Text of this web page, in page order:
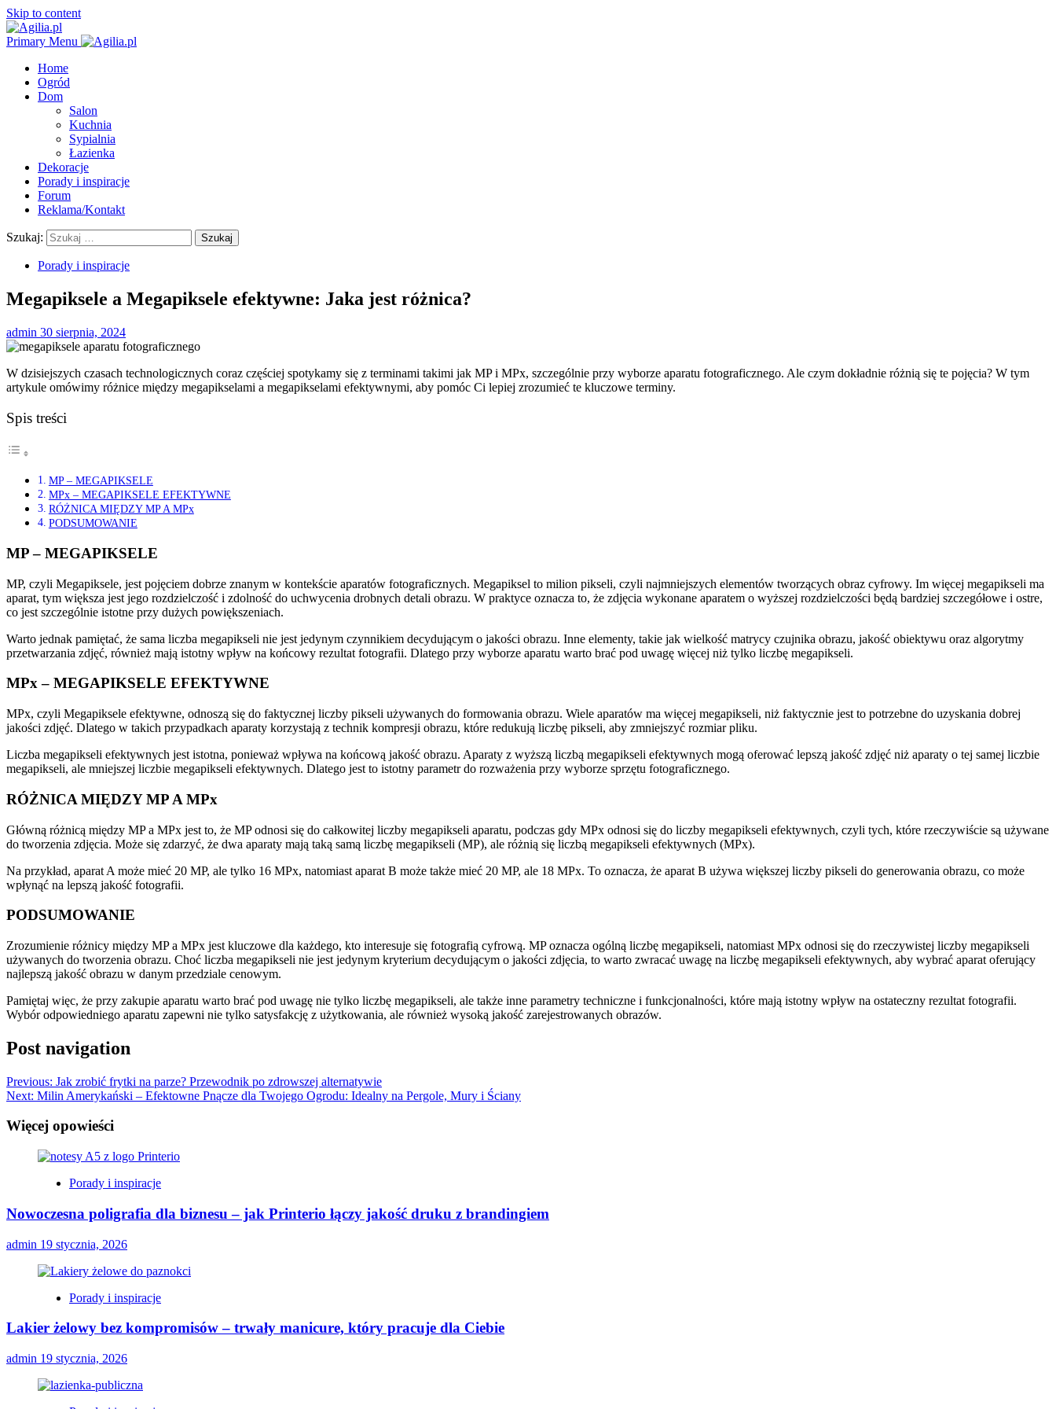
Skip to content
Primary Menu
Home
Ogród
Dom
Salon
Kuchnia
Sypialnia
Łazienka
Dekoracje
Porady i inspiracje
Forum
Reklama/Kontakt
Szukaj:
Porady i inspiracje
Megapiksele a Megapiksele efektywne: Jaka jest różnica?
admin 30 sierpnia, 2024
W dzisiejszych czasach technologicznych coraz częściej spotykamy się z terminami takimi jak MP i MPx, szczególnie przy wyborze aparatu fotograficznego. Ale czym dokładnie różnią się te pojęcia? W tym
artykule omówimy różnice między megapikselami a megapikselami efektywnymi, aby pomóc Ci lepiej zrozumieć te kluczowe terminy.
Spis treści
MP – MEGAPIKSELE
MPx – MEGAPIKSELE EFEKTYWNE
RÓŻNICA MIĘDZY MP A MPx
PODSUMOWANIE
MP – MEGAPIKSELE
MP, czyli Megapiksele, jest pojęciem dobrze znanym w kontekście aparatów fotograficznych. Megapiksel to milion pikseli, czyli najmniejszych elementów tworzących obraz cyfrowy. Im więcej megapikseli ma
aparat, tym większa jest jego rozdzielczość i zdolność do uchwycenia drobnych detali obrazu. W praktyce oznacza to, że zdjęcia wykonane aparatem o wyższej rozdzielczości będą bardziej szczegółowe i ostre,
co jest szczególnie istotne przy dużych powiększeniach.
Warto jednak pamiętać, że sama liczba megapikseli nie jest jedynym czynnikiem decydującym o jakości obrazu. Inne elementy, takie jak wielkość matrycy czujnika obrazu, jakość obiektywu oraz algorytmy
przetwarzania zdjęć, również mają istotny wpływ na końcowy rezultat fotografii. Dlatego przy wyborze aparatu warto brać pod uwagę więcej niż tylko liczbę megapikseli.
MPx – MEGAPIKSELE EFEKTYWNE
MPx, czyli Megapiksele efektywne, odnoszą się do faktycznej liczby pikseli używanych do formowania obrazu. Wiele aparatów ma więcej megapikseli, niż faktycznie jest to potrzebne do uzyskania dobrej
jakości zdjęć. Dlatego w takich przypadkach aparaty korzystają z technik kompresji obrazu, które redukują liczbę pikseli, aby zmniejszyć rozmiar pliku.
Liczba megapikseli efektywnych jest istotna, ponieważ wpływa na końcową jakość obrazu. Aparaty z wyższą liczbą megapikseli efektywnych mogą oferować lepszą jakość zdjęć niż aparaty o tej samej liczbie
megapikseli, ale mniejszej liczbie megapikseli efektywnych. Dlatego jest to istotny parametr do rozważenia przy wyborze sprzętu fotograficznego.
RÓŻNICA MIĘDZY MP A MPx
Główną różnicą między MP a MPx jest to, że MP odnosi się do całkowitej liczby megapikseli aparatu, podczas gdy MPx odnosi się do liczby megapikseli efektywnych, czyli tych, które rzeczywiście są używane
do tworzenia zdjęcia. Może się zdarzyć, że dwa aparaty mają taką samą liczbę megapikseli (MP), ale różnią się liczbą megapikseli efektywnych (MPx).
Na przykład, aparat A może mieć 20 MP, ale tylko 16 MPx, natomiast aparat B może także mieć 20 MP, ale 18 MPx. To oznacza, że aparat B używa większej liczby pikseli do generowania obrazu, co może
wpłynąć na lepszą jakość fotografii.
PODSUMOWANIE
Zrozumienie różnicy między MP a MPx jest kluczowe dla każdego, kto interesuje się fotografią cyfrową. MP oznacza ogólną liczbę megapikseli, natomiast MPx odnosi się do rzeczywistej liczby megapikseli
używanych do tworzenia obrazu. Choć liczba megapikseli nie jest jedynym kryterium decydującym o jakości zdjęcia, to warto zwracać uwagę na liczbę megapikseli efektywnych, aby wybrać aparat oferujący
najlepszą jakość obrazu w danym przedziale cenowym.
Pamiętaj więc, że przy zakupie aparatu warto brać pod uwagę nie tylko liczbę megapikseli, ale także inne parametry techniczne i funkcjonalności, które mają istotny wpływ na ostateczny rezultat fotografii.
Wybór odpowiedniego aparatu zapewni nie tylko satysfakcję z użytkowania, ale również wysoką jakość zarejestrowanych obrazów.
Post navigation
Previous: Jak zrobić frytki na parze? Przewodnik po zdrowszej alternatywie
Next: Milin Amerykański – Efektowne Pnącze dla Twojego Ogrodu: Idealny na Pergole, Mury i Ściany
Więcej opowieści
Porady i inspiracje
Nowoczesna poligrafia dla biznesu – jak Printerio łączy jakość druku z brandingiem
admin 19 stycznia, 2026
Porady i inspiracje
Lakier żelowy bez kompromisów – trwały manicure, który pracuje dla Ciebie
admin 19 stycznia, 2026